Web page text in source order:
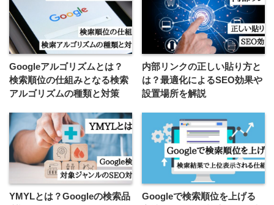
Googleアルゴリズムとは？
検索順位の仕組みとなる検索
アルゴリズムの種類と対策
内部リンクの正しい貼り方と
は？最適化によるSEO効果や
設置場所を解説
YMYLとは？Googleの検索品
Googleで検索順位を上げる